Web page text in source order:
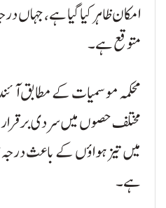
امکان ظاہر کیا گیا ہے، جہاں
متوقع ہے۔
محکمہ موسمیات کے مطابق
مختلف حصوں میں سردی
میں تیز ہواؤں کے باعث درجہ
ہے۔